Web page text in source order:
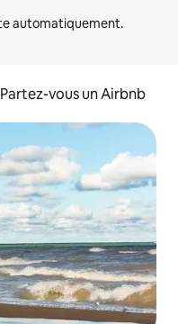
Partez-vous un Airbnb